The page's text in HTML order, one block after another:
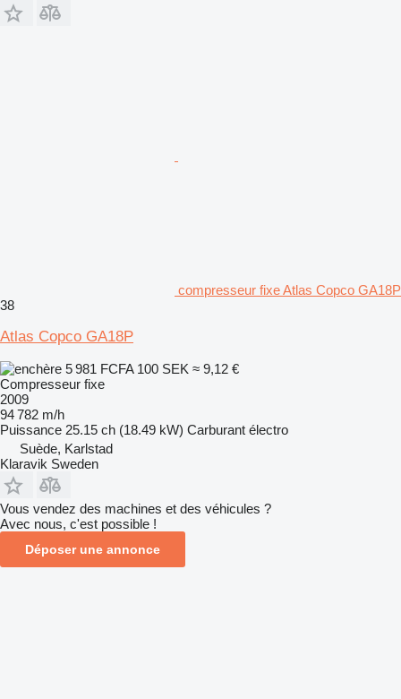
compresseur fixe Atlas Copco GA18P
38
Atlas Copco GA18P
5 981 FCFA 100 SEK ≈ 9,12 €
Compresseur fixe
2009
94 782 m/h
Puissance 25.15 ch (18.49 kW) Carburant électro
Suède, Karlstad
Klaravik Sweden
Vous vendez des machines et des véhicules ?
Avec nous, c'est possible !
Déposer une annonce